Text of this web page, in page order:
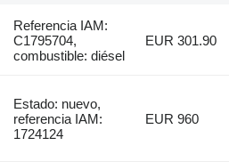
Referencia IAM:
C1795704,
combustible: diésel
EUR 301.90
Estado: nuevo,
referencia IAM:
1724124
EUR 960